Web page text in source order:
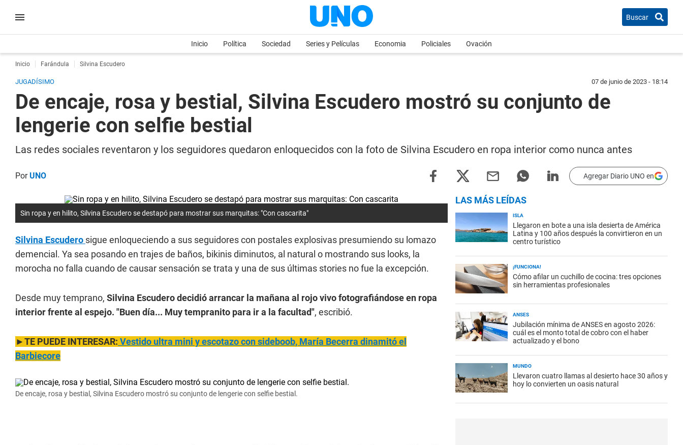
Buscar
Inicio Política Sociedad Series y Películas Economia Policiales Ovación
Inicio Farándula Silvina Escudero
JUGADÍSIMO 07 de junio de 2023 - 18:14
De encaje, rosa y bestial, Silvina Escudero mostró su conjunto de
lengerie con selfie bestial
Las redes sociales reventaron y los seguidores quedaron enloquecidos con la foto de Silvina Escudero en ropa interior como nunca antes
PorUNO Agregar Diario UNO en
Sin ropa y en hilito, Silvina Escudero se destapó para mostrar sus marquitas: "Con cascarita"
Silvina Escudero sigue enloqueciendo a sus seguidores con postales explosivas presumiendo su lomazo
demencial. Ya sea posando en trajes de baños, bikinis diminutos, al natural o mostrando sus looks, la
morocha no falla cuando de causar sensación se trata y una de sus últimas stories no fue la excepción.
Desde muy temprano, Silvina Escudero decidió arrancar la mañana al rojo vivo fotografiándose en ropa
interior frente al espejo. "Buen día... Muy tempranito para ir a la facultad", escribió.
►TE PUEDE INTERESAR: Vestido ultra mini y escotazo con sideboob, María Becerra dinamitó el
Barbiecore
De encaje, rosa y bestial, Silvina Escudero mostró su conjunto de lengerie con selfie bestial.
LAS MÁS LEÍDAS
ISLA
Llegaron en bote a una isla desierta de América
Latina y 100 años después la convirtieron en un
centro turístico
¡FUNCIONA!
Cómo afilar un cuchillo de cocina: tres opciones
sin herramientas profesionales
ANSES
Jubilación mínima de ANSES en agosto 2026:
cuál es el monto total de cobro con el haber
actualizado y el bono
MUNDO
Llevaron cuatro llamas al desierto hace 30 años y
hoy lo convierten un oasis natural